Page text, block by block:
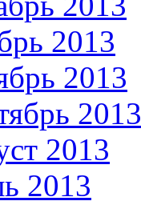
2013
2013
2013
2013
2013